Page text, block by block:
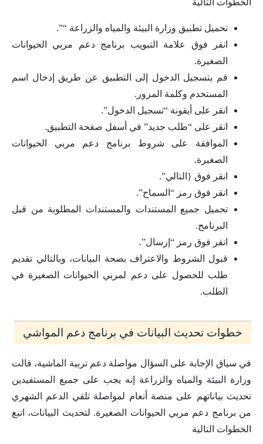
تحميل تطبيق وزارة البيئة والمياه والزراعة “”.
انقر فوق علامة التبويب برنامج دعم مربي الحيوانات
الصغيرة.
قم بتسجيل الدخول إلى التطبيق عن طريق إدخال اسم
المستخدم وكلمة المرور.
انقر على أيقونة “تسجيل الدخول”.
انقر على “طلب جديد” في أسفل صفحة التطبيق.
الموافقة على شروط برنامج دعم مربي الحيوانات
الصغيرة.
انقر فوق {التالي”.
انقر فوق رمز “السماح”.
تحميل جميع المستندات والمستندات المطلوبة من قبل
البرنامج.
انقر فوق رمز “إرسال”.
قبول الشروط والاعتراف بصحة البيانات، وبالتالي تقديم
طلب للحصول على دعم لمربي الحيوانات الصغيرة في
الطلب.
خطوات تحديث البيانات في برنامج دعم المواشي
في سياق الإجابة على السؤال مواصلة دعم تربية الماشية، قالت
وزارة البيئة والمياه والزراعة إنه يجب على جميع المستفيدين
تحديث بياناتهم على منصة أنعام لمواصلة تلقي الدعم الشهري
من برنامج دعم مربي الحيوانات الصغيرة. لتحديث البيانات، اتبع
الخطوات التالية